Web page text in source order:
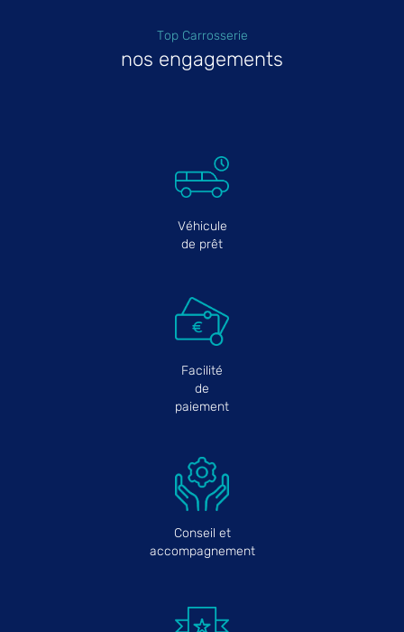
Top Carrosserie
nos engagements
Véhicule
de prêt
Facilité
de
paiement
Conseil et
accompagnement